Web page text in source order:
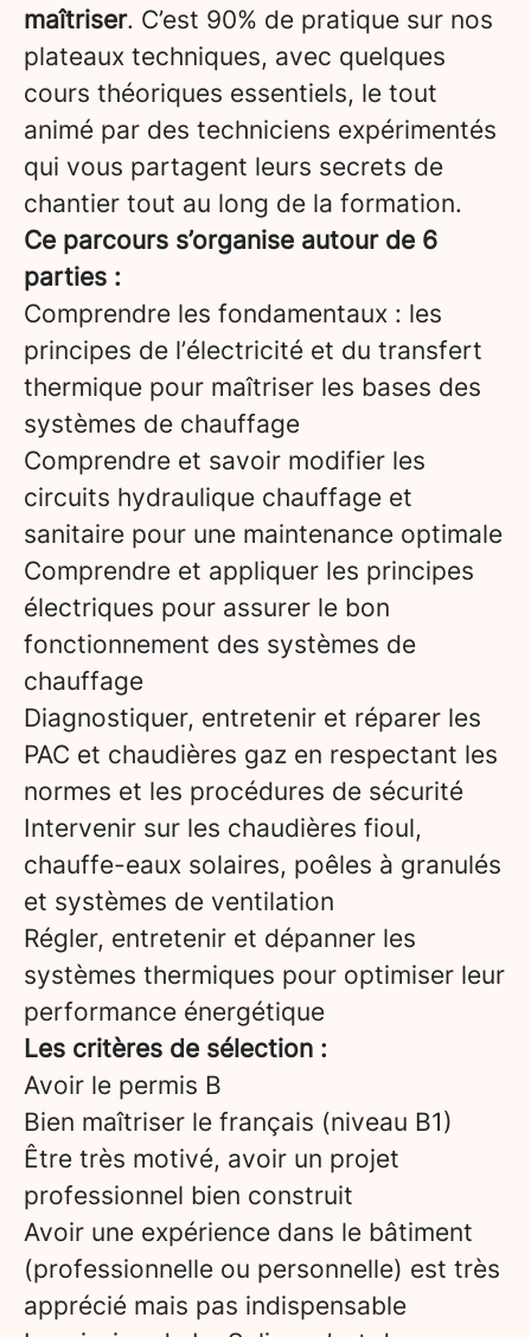
maîtriser. C’est 90% de pratique sur nos
plateaux techniques, avec quelques
cours théoriques essentiels, le tout
animé par des techniciens expérimentés
qui vous partagent leurs secrets de
chantier tout au long de la formation.
Ce parcours s’organise autour de 6
parties :
Comprendre les fondamentaux : les
principes de l’électricité et du transfert
thermique pour maîtriser les bases des
systèmes de chauffage
Comprendre et savoir modifier les
circuits hydraulique chauffage et
sanitaire pour une maintenance optimale
Comprendre et appliquer les principes
électriques pour assurer le bon
fonctionnement des systèmes de
chauffage
Diagnostiquer, entretenir et réparer les
PAC et chaudières gaz en respectant les
normes et les procédures de sécurité
Intervenir sur les chaudières fioul,
chauffe-eaux solaires, poêles à granulés
et systèmes de ventilation
Régler, entretenir et dépanner les
systèmes thermiques pour optimiser leur
performance énergétique
Les critères de sélection :
Avoir le permis B
Bien maîtriser le français (niveau B1)
Être très motivé, avoir un projet
professionnel bien construit
Avoir une expérience dans le bâtiment
(professionnelle ou personnelle) est très
apprécié mais pas indispensable